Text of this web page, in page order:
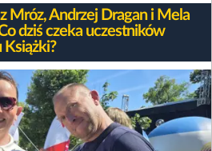
Mróz, Andrzej Dragan i Mela
dziś czeka uczestników
Książki?